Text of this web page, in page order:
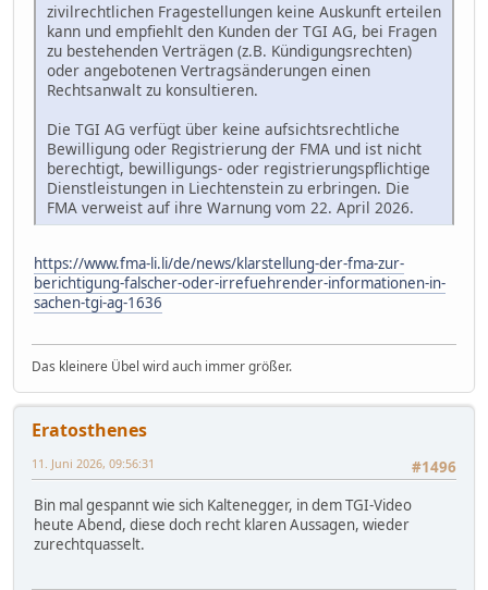
zivilrechtlichen Fragestellungen keine Auskunft erteilen
kann und empfiehlt den Kunden der TGI AG, bei Fragen
zu bestehenden Verträgen (z.B. Kündigungsrechten)
oder angebotenen Vertragsänderungen einen
Rechtsanwalt zu konsultieren.
Die TGI AG verfügt über keine aufsichtsrechtliche
Bewilligung oder Registrierung der FMA und ist nicht
berechtigt, bewilligungs- oder registrierungspflichtige
Dienstleistungen in Liechtenstein zu erbringen. Die
FMA verweist auf ihre Warnung vom 22. April 2026.
https://www.fma-li.li/de/news/klarstellung-der-fma-zur-
berichtigung-falscher-oder-irrefuehrender-informationen-in-
sachen-tgi-ag-1636
Das kleinere Übel wird auch immer größer.
Eratosthenes
#1496
11. Juni 2026, 09:56:31
Bin mal gespannt wie sich Kaltenegger, in dem TGI-Video
heute Abend, diese doch recht klaren Aussagen, wieder
zurechtquasselt.